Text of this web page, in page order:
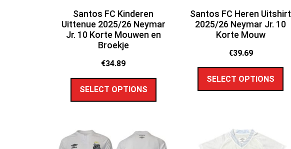
Santos FC Kinderen
Uittenue 2025/26 Neymar
Jr. 10 Korte Mouwen en
Broekje
€34.89
SELECT OPTIONS
Santos FC Heren Uitshirt
2025/26 Neymar Jr. 10
Korte Mouw
€39.69
SELECT OPTIONS